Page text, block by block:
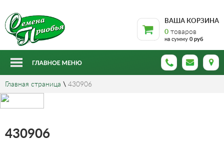
ВАША КОРЗИНА
0 товаров
на сумму 0 руб
Главная страница \ 430906
430906